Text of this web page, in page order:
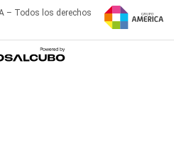
– Todos los derechos